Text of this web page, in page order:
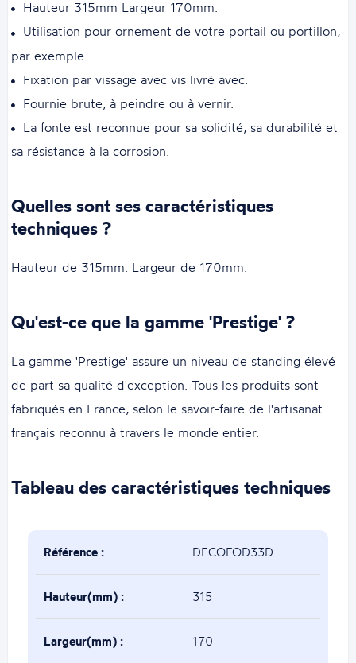
Hauteur 315mm Largeur 170mm.
Utilisation pour ornement de votre portail ou portillon,
par exemple.
Fixation par vissage avec vis livré avec.
Fournie brute, à peindre ou à vernir.
La fonte est reconnue pour sa solidité, sa durabilité et
sa résistance à la corrosion.
Quelles sont ses caractéristiques
techniques ?
Hauteur de 315mm. Largeur de 170mm.
Qu'est-ce que la gamme 'Prestige' ?
La gamme 'Prestige' assure un niveau de standing élevé
de part sa qualité d'exception. Tous les produits sont
fabriqués en France, selon le savoir-faire de l'artisanat
français reconnu à travers le monde entier.
Tableau des caractéristiques techniques
Référence : DECOFOD33D
Hauteur(mm) : 315
Largeur(mm) : 170